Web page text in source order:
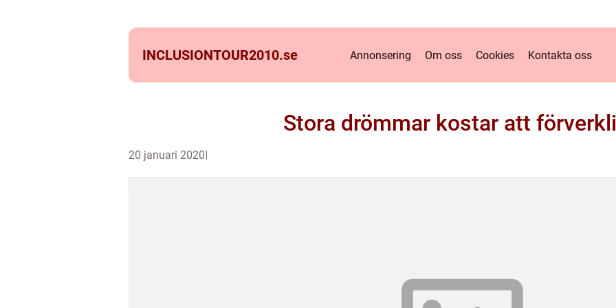
INCLUSIONTOUR2010.se Annonsering Om oss Cookies Kontakta oss
Stora drömmar kostar att
20 januari 2020